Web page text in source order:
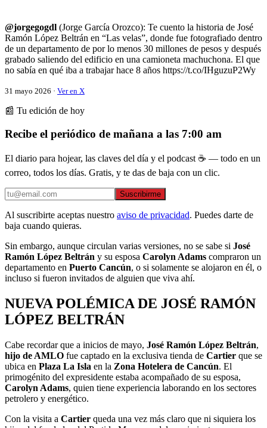
@jorgegogdl (Jorge García Orozco): Te cuento la historia de José
Ramón López Beltrán en “Las velas”, donde fue fotografiado dentro
de un departamento de por lo menos 30 millones de pesos y después
grabado saliendo del edificio en una camioneta machuchona. El que
no sabía en qué iba a trabajar hace 8 años https://t.co/IHguzuP2Wy
31 mayo 2026 · Ver en X
📰 Tu edición de hoy
Recibe el periódico de mañana a las 7:00 am
El diario para hojear, las claves del día y el podcast ☕ — todo en un
correo, todos los días. Gratis, y te das de baja con un clic.
Suscribirme
Al suscribirte aceptas nuestro aviso de privacidad. Puedes darte de
baja cuando quieras.
Sin embargo, aunque circulan varias versiones, no se sabe si José
Ramón López Beltrán y su esposa Carolyn Adams compraron un
departamento en Puerto Cancún, o si solamente se alojaron en él, o
incluso si fueron invitados de alguien que viva ahí.
NUEVA POLÉMICA DE JOSÉ RAMÓN
LÓPEZ BELTRÁN
Cabe recordar que a inicios de mayo, José Ramón López Beltrán,
hijo de AMLO fue captado en la exclusiva tienda de Cartier que se
ubica en Plaza La Isla en la Zona Hotelera de Cancún. El
primogénito del expresidente estaba acompañado de su esposa,
Carolyn Adams, quien tiene experiencia laborando en los sectores
petrolero y energético.
Con la visita a Cartier queda una vez más claro que ni siquiera los